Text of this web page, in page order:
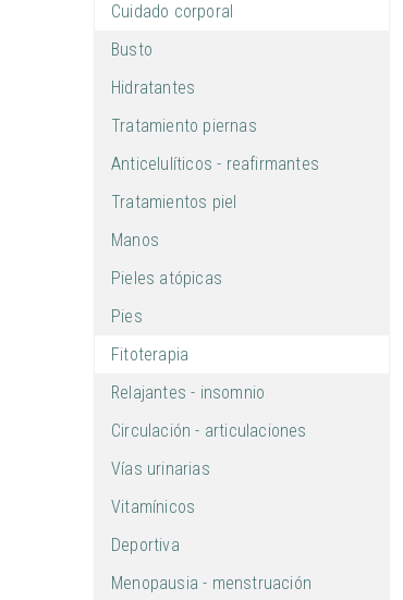
Cuidado corporal
Busto
Hidratantes
Tratamiento piernas
Anticelulíticos - reafirmantes
Tratamientos piel
Manos
Pieles atópicas
Pies
Fitoterapia
Relajantes - insomnio
Circulación - articulaciones
Vías urinarias
Vitamínicos
Deportiva
Menopausia - menstruación